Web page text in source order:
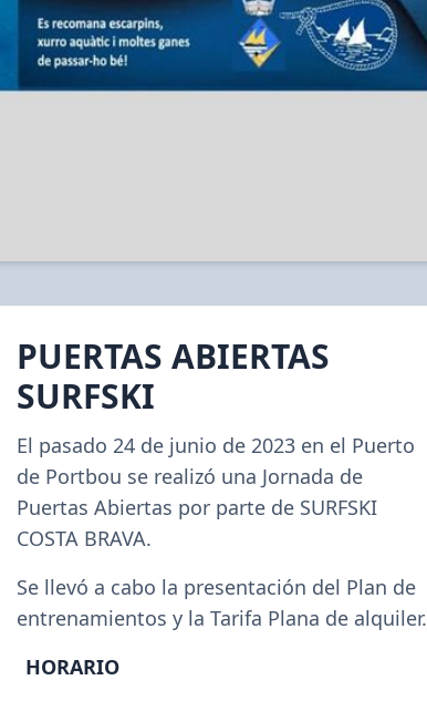
PUERTAS ABIERTAS
SURFSKI
El pasado 24 de junio de 2023 en el Puerto
de Portbou se realizó una Jornada de
Puertas Abiertas por parte de SURFSKI
COSTA BRAVA.
Se llevó a cabo la presentación del Plan de
entrenamientos y la Tarifa Plana de alquiler.
HORARIO